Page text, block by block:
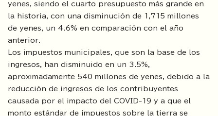
yenes, siendo el cuarto presupuesto más grande en
la historia, con una disminución de 1,715 millones
de yenes, un 4.6% en comparación con el año
anterior.
Los impuestos municipales, que son la base de los
ingresos, han disminuido en un 3.5%,
aproximadamente 540 millones de yenes, debido a la
reducción de ingresos de los contribuyentes
causada por el impacto del COVID-19 y a que el
monto estándar de impuestos sobre la tierra se